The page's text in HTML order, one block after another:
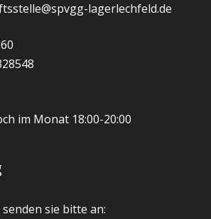
lagerlechfeld.de
im Monat 18:00-20:00
sie bitte an: